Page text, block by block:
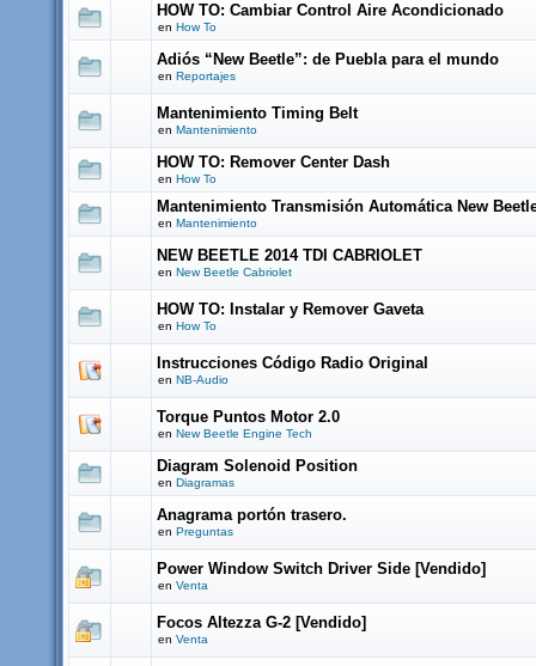
HOW TO: Cambiar Control Aire Acondicionado
en How To
Adiós “New Beetle”: de Puebla para el mundo
en Reportajes
Mantenimiento Timing Belt
en Mantenimiento
HOW TO: Remover Center Dash
en How To
Mantenimiento Transmisión Automática New
en Mantenimiento
NEW BEETLE 2014 TDI CABRIOLET
en New Beetle Cabriolet
HOW TO: Instalar y Remover Gaveta
en How To
Instrucciones Código Radio Original
en NB-Audio
Torque Puntos Motor 2.0
en New Beetle Engine Tech
Diagram Solenoid Position
en Diagramas
Anagrama portón trasero.
en Preguntas
Power Window Switch Driver Side [Vendido]
en Venta
Focos Altezza G-2 [Vendido]
en Venta